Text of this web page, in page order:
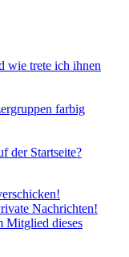
wie trete ich ihnen
farbig
der Startseite?
Nachrichten!
Mitglied dieses